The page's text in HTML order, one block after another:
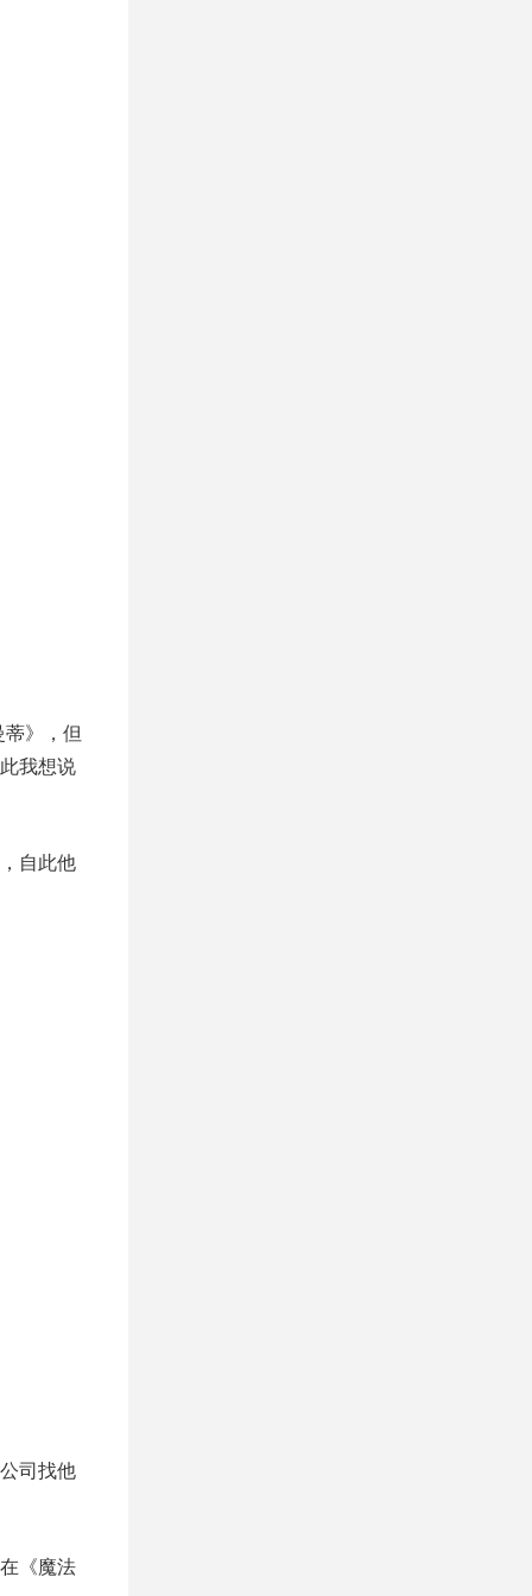
》，但
我想说
自此他
司找他
《魔法